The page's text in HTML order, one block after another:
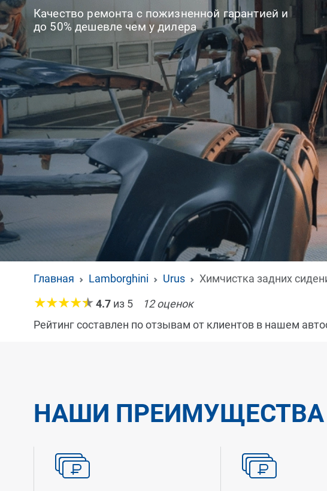
Качество ремонта с пожизненной гарантией и
до 50% дешевле чем у дилера
Главная Lamborghini Urus
Химчистка задних
4.7 из 5 12оценок
Рейтинг составлен по отзывам от клиентов в нашем
НАШИ ПРЕИМУЩЕСТВА